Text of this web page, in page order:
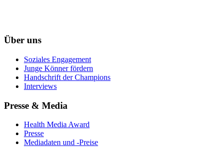
Über uns
Soziales Engagement
Junge Könner fördern
Handschrift der Champions
Interviews
Presse & Media
Health Media Award
Presse
Mediadaten und -Preise